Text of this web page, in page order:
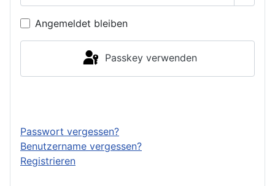
Angemeldet bleiben
Passkey verwenden
Passwort vergessen?
Benutzername vergessen?
Registrieren